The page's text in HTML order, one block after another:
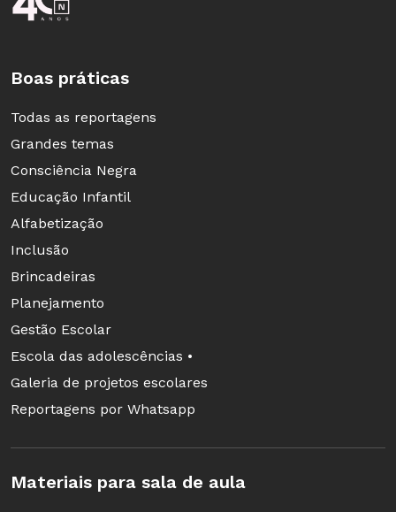
Boas práticas
Todas as reportagens
Grandes temas
Consciência Negra
Educação Infantil
Alfabetização
Inclusão
Brincadeiras
Planejamento
Gestão Escolar
Escola das adolescências •
Galeria de projetos escolares
Reportagens por Whatsapp
Materiais para sala de aula